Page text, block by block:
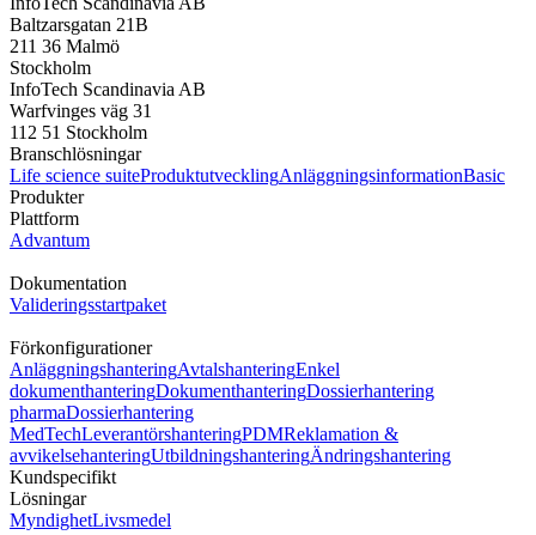
Baltzarsgatan 21B
211 36 Malmö
Stockholm
InfoTech Scandinavia AB
Warfvinges väg 31
112 51 Stockholm
Branschlösningar
Life science suiteProduktutvecklingAnläggningsinformationBasic
Produkter
Plattform
Advantum
Dokumentation
Valideringsstartpaket
Förkonfigurationer
AnläggningshanteringAvtalshanteringEnkel
dokumenthanteringDokumenthanteringDossierhantering
pharmaDossierhantering
MedTechLeverantörshanteringPDMReklamation &
avvikelsehanteringUtbildningshanteringÄndringshantering
Kundspecifikt
Lösningar
MyndighetLivsmedel